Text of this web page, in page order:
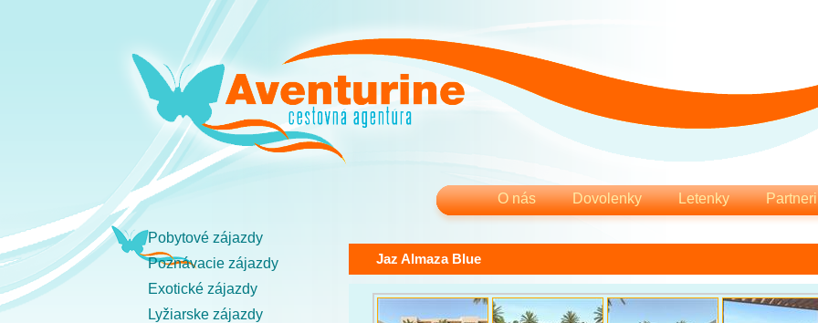
O nás Dovolenky Letenky Partneri
Pobytové zájazdy
Poznávacie zájazdy
Exotické zájazdy
Lyžiarske zájazdy
Jaz Almaza Blue